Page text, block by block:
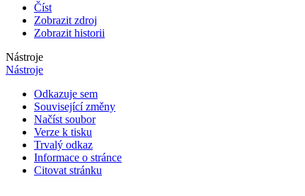
Číst
Zobrazit zdroj
Zobrazit historii
Nástroje
Nástroje
Odkazuje sem
Související změny
Načíst soubor
Verze k tisku
Trvalý odkaz
Informace o stránce
Citovat stránku